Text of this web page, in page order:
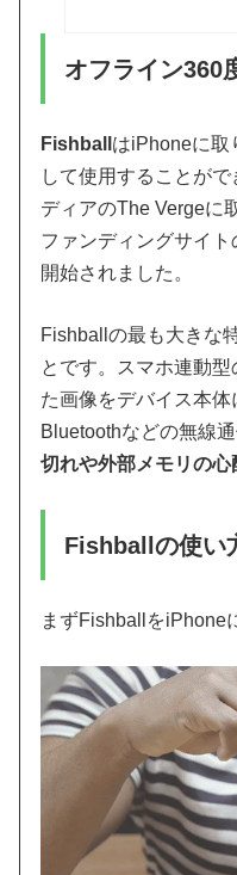
オフライン360
Fishball はiPhoneに取
して使用することが
ディアのThe Vergeに
ファンディングサイ
開始されました。
Fishballの最も大きな
とです。スマホ連動
た画像をデバイス本体
Bluetoothなどの無線
切れや外部メモリの
Fishballの使い
まずFishballをiPhone